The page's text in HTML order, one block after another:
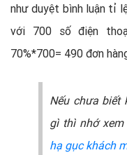
như duyệt bình luận tỉ
với 700 số điện
70%*700= 490 đơn
Nếu chưa biết
gì thì nhớ
hạ gục khách